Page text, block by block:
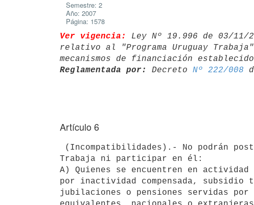
Semestre: 2
Año: 2007
Página: 1578
Ver vigencia: Ley Nº 19.996 de 03/
relativo al "Programa Uruguay
Reglamentada por:
Decreto Nº 222/008
Artículo 6
Trabaja ni participar en él:
A) Quienes se encuentren en
por inactividad compensada,
jubilaciones o pensiones servidas